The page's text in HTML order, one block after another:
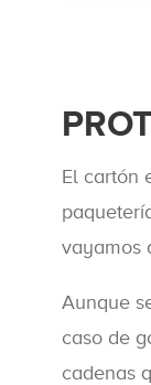
El cartón
vayamos
Aunque
caso de
cadenas